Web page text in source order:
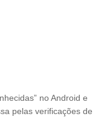
no Android e
pelas verificações de